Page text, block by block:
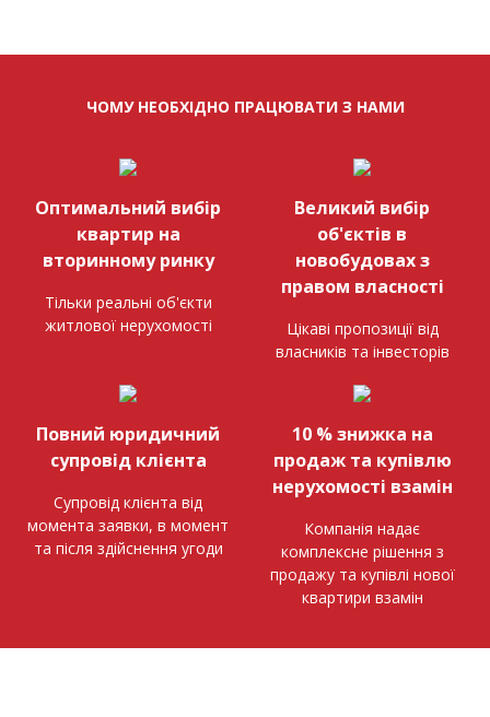
ЧОМУ НЕОБХІДНО ПРАЦЮВАТИ З НАМИ
Оптимальний вибір
квартир на
вторинному ринку
Тільки реальні об'єкти
житлової нерухомості
Великий вибір
об'єктів в
новобудовах з
правом власності
Цікаві пропозиції від
власників та інвесторів
Повний юридичний
супровід клієнта
Супровід клієнта від
момента заявки, в момент
та після здійснення угоди
10 % знижка на
продаж та купівлю
нерухомості взамін
Компанія надає
комплексне рішення з
продажу та купівлі нової
квартири взамін